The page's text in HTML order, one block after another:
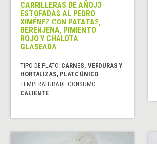
CARRILLERAS DE AÑOJO
ESTOFADAS AL PEDRO
XIMÉNEZ CON PATATAS,
BERENJENA, PIMIENTO
ROJO Y CHALOTA
GLASEADA
TIPO DE PLATO: CARNES, VERDURAS Y
HORTALIZAS, PLATO ÚNICO
TEMPERATURA DE CONSUMO:
CALIENTE